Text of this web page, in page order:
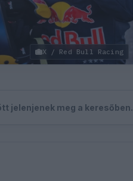
X / Red Bull Racing
jelenjenek meg a keresőben.